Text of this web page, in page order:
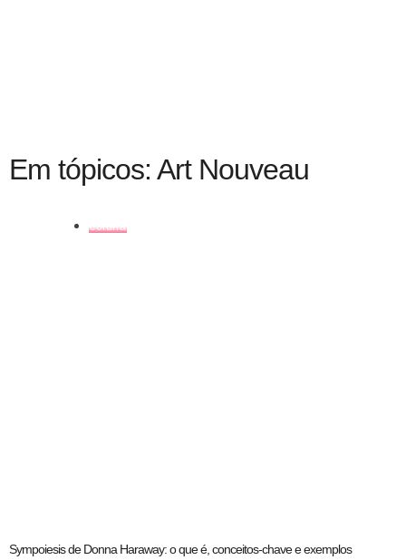
Em tópicos: Art Nouveau
coluna
Sympoiesis de Donna Haraway: o que é, conceitos-chave e exemplos